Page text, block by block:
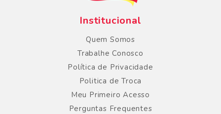
Institucional
Quem Somos
Trabalhe Conosco
Política de Privacidade
Politica de Troca
Meu Primeiro Acesso
Perguntas Frequentes